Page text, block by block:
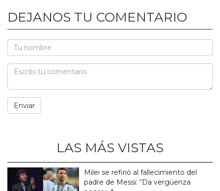
DEJANOS TU COMENTARIO
LAS MÁS VISTAS
Milei se refirió al fallecimiento del
padre de Messi: “Da vergüenza